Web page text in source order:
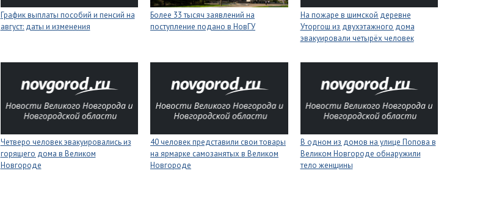
График выплаты пособий и пенсий на
август: даты и изменения
Более 33 тысяч заявлений на
поступление подано в НовГУ
На пожаре в шимской деревне
Уторгош из двухэтажного дома
эвакуировали четырёх человек
Четверо человек эвакуировались из
горящего дома в Великом
Новгороде
40 человек представили свои товары
на ярмарке самозанятых в Великом
Новгороде
В одном из домов на улице Попова в
Великом Новгороде обнаружили
тело женщины